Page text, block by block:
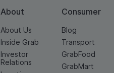
About
About Us
Inside Grab
Investor
Relations
Consumer
Blog
Transport
GrabFood
GrabMart